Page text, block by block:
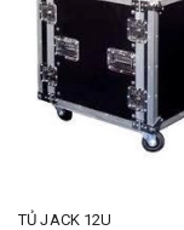
TỦ JACK 12U